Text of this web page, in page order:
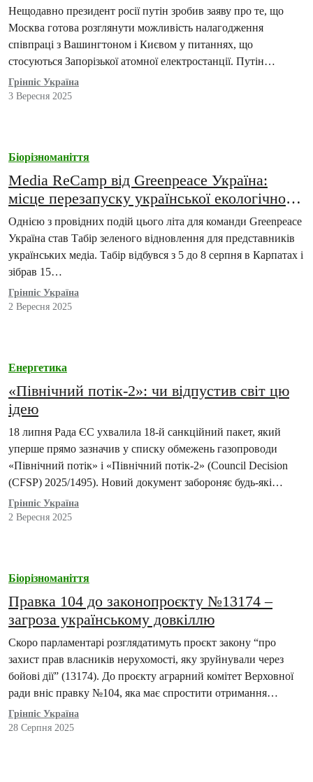
незаконної окупації немає майбутнього
Нещодавно президент росії путін зробив заяву про те, що
Москва готова розглянути можливість налагодження
співпраці з Вашингтоном і Києвом у питаннях, що
стосуються Запорізької атомної електростанції. Путін
зазначив, що вже…
Грінпіс Україна
3 Вересня 2025
Біорізноманіття
Media ReCamp від Greenpeace Україна:
місце перезапуску української екологічної
журналістики
Однією з провідних подій цього літа для команди Greenpeace
Україна став Табір зеленого відновлення для представників
українських медіа. Табір відбувся з 5 до 8 серпня в Карпатах і
зібрав 15…
Грінпіс Україна
2 Вересня 2025
Енергетика
«Північний потік-2»: чи відпустив світ цю
ідею
18 липня Рада ЄС ухвалила 18-й санкційний пакет, який
уперше прямо зазначив у списку обмежень газопроводи
«Північний потік» і «Північний потік-2» (Council Decision
(CFSP) 2025/1495). Новий документ забороняє будь-які
транзакції,…
Грінпіс Україна
2 Вересня 2025
Біорізноманіття
Правка 104 до законопроєкту №13174 –
загроза українському довкіллю
Скоро парламентарі розглядатимуть проєкт закону “про
захист прав власників нерухомості, яку зруйнували через
бойові дії” (13174). До проєкту аграрний комітет Верховної
ради вніс правку №104, яка має спростити отримання
дозволів…
Грінпіс Україна
28 Серпня 2025